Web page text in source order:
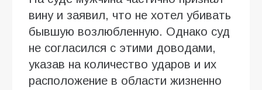
вину и заявил, что не хотел убивать
бывшую возлюбленную. Однако суд
не согласился с этими доводами,
указав на количество ударов и их
расположение в области жизненно